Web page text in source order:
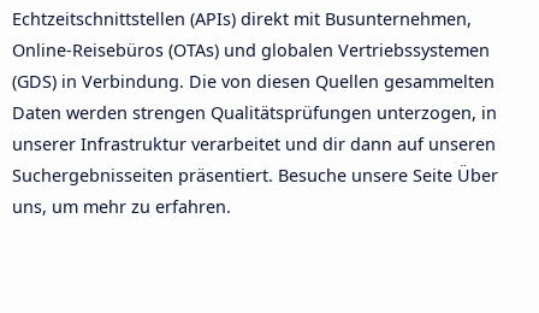
Echtzeitschnittstellen (APIs) direkt mit Busunternehmen,
Online-Reisebüros (OTAs) und globalen Vertriebssystemen
(GDS) in Verbindung. Die von diesen Quellen gesammelten
Daten werden strengen Qualitätsprüfungen unterzogen, in
unserer Infrastruktur verarbeitet und dir dann auf unseren
Suchergebnisseiten präsentiert. Besuche unsere Seite Über
uns, um mehr zu erfahren.